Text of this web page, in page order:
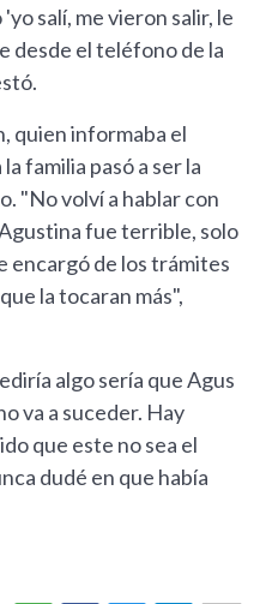
salí, me vieron salir, le
desde el teléfono de la
quien informaba el
familia pasó a ser la
"No volví a hablar con
fue terrible, solo
encargó de los trámites
la tocaran más",
algo sería que Agus
va a suceder. Hay
que este no sea el
dudé en que había